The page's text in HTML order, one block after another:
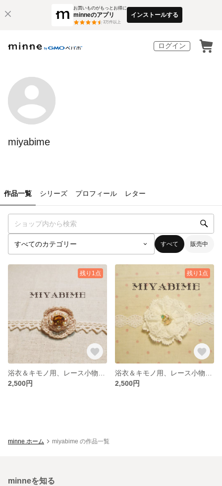
お買いものがもっとお得に
minneのアプリ
3万件以上
インストールする
ログイン
miyabime
作品一覧 シリーズ プロフィール レター
すべて 販売中
残り1点
2,500円
残り1点
2,500円
minne ホーム miyabime の作品一覧
minneを知る